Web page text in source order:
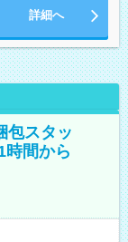
詳細へ
包スタッ
間から